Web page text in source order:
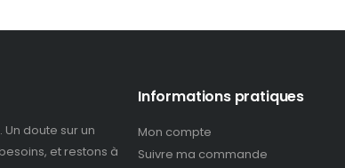
doute sur un
et restons à
Informations pratiques
Mon compte
Suivre ma commande